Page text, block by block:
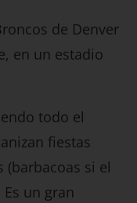
de Denver
en un estadio
todo el
fiestas
(barbacoas si el
un gran